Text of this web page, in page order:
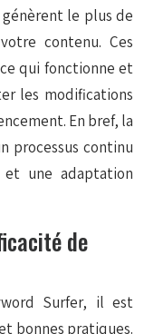
le plus de
contenu. Ces
qui fonctionne et
les modifications
En bref, la
processus continu
et une adaptation
de
Surfer, il est
bonnes pratiques.